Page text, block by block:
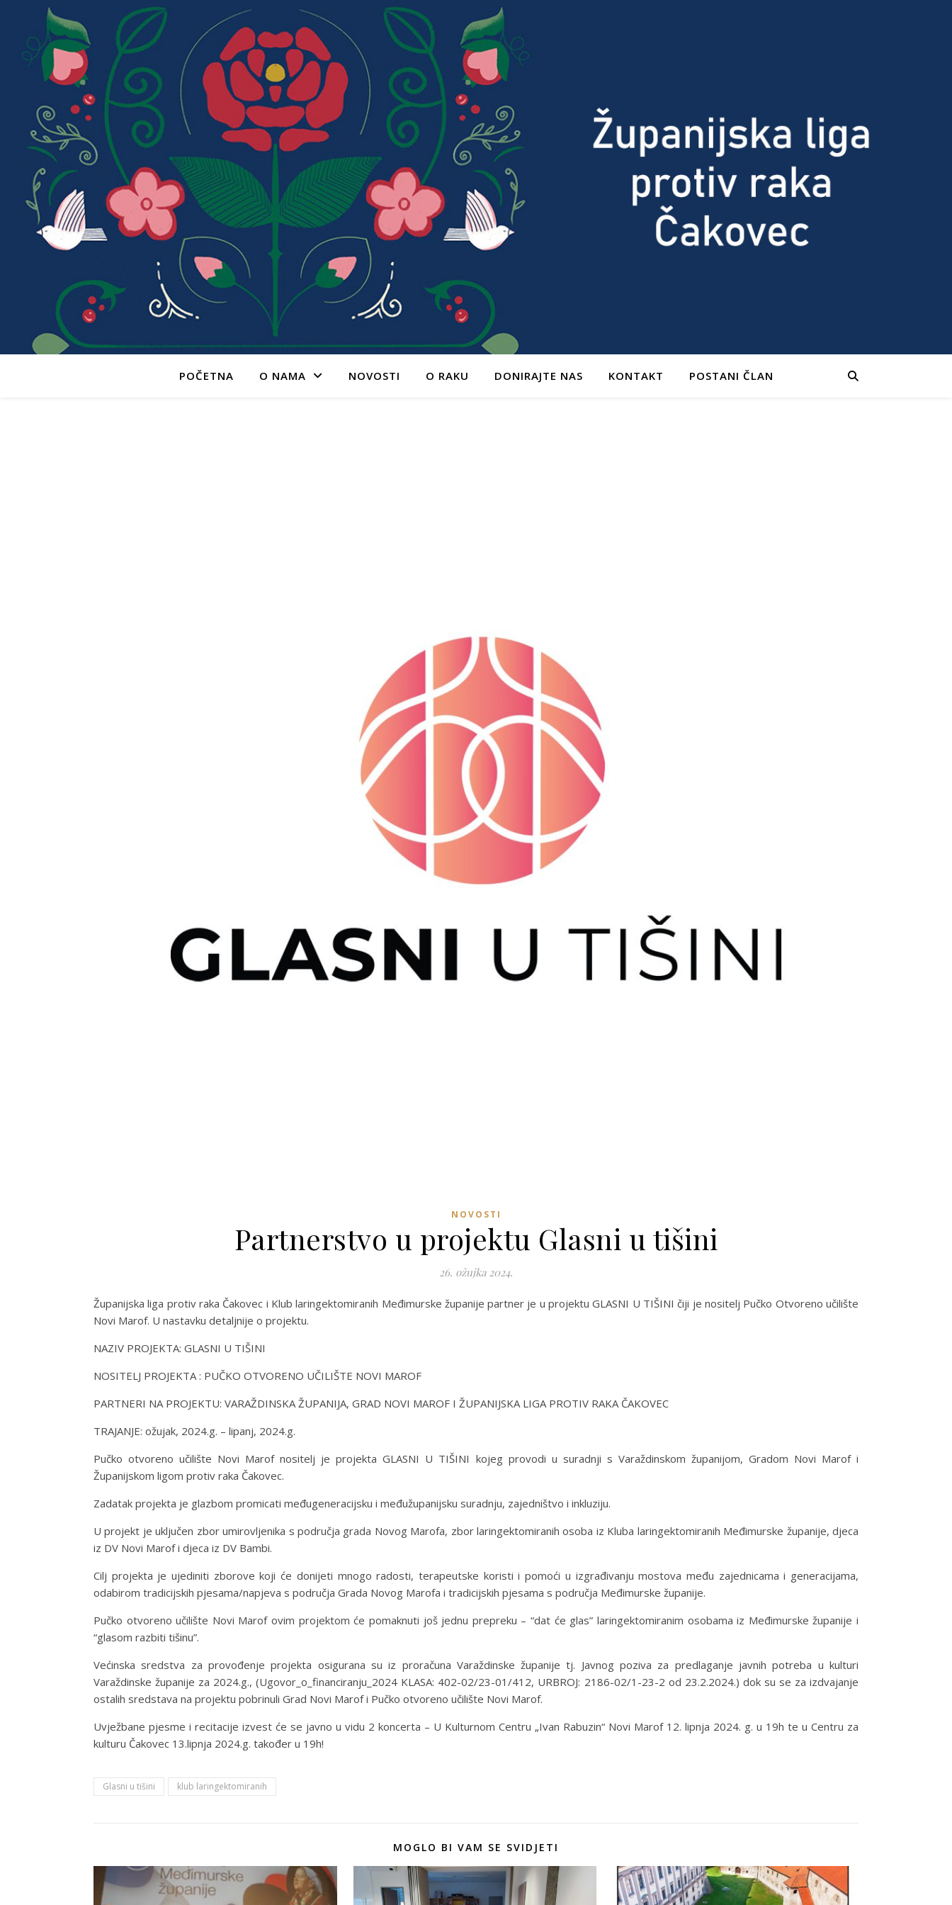
POČETNA O NAMA NOVOSTI O RAKU DONIRAJTE NAS KONTAKT POSTANI ČLAN
NOVOSTI
Partnerstvo u projektu Glasni u tišini
26. ožujka 2024.
Županijska liga protiv raka Čakovec i Klub laringektomiranih Međimurske županije partner je u projektu GLASNI U TIŠINI čiji je nositelj Pučko Otvoreno učilište
Novi Marof. U nastavku detaljnije o projektu.
NAZIV PROJEKTA: GLASNI U TIŠINI
NOSITELJ PROJEKTA : PUČKO OTVORENO UČILIŠTE NOVI MAROF
PARTNERI NA PROJEKTU: VARAŽDINSKA ŽUPANIJA, GRAD NOVI MAROF I ŽUPANIJSKA LIGA PROTIV RAKA ČAKOVEC
TRAJANJE: ožujak, 2024.g. – lipanj, 2024.g.
Pučko otvoreno učilište Novi Marof nositelj je projekta GLASNI U TIŠINI kojeg provodi u suradnji s Varaždinskom županijom, Gradom Novi Marof i
Županijskom ligom protiv raka Čakovec.
Zadatak projekta je glazbom promicati međugeneracijsku i međužupanijsku suradnju, zajedništvo i inkluziju.
U projekt je uključen zbor umirovljenika s područja grada Novog Marofa, zbor laringektomiranih osoba iz Kluba laringektomiranih Međimurske županije, djeca
iz DV Novi Marof i djeca iz DV Bambi.
Cilj projekta je ujediniti zborove koji će donijeti mnogo radosti, terapeutske koristi i pomoći u izgrađivanju mostova među zajednicama i generacijama,
odabirom tradicijskih pjesama/napjeva s područja Grada Novog Marofa i tradicijskih pjesama s područja Međimurske županije.
Pučko otvoreno učilište Novi Marof ovim projektom će pomaknuti još jednu prepreku – “dat će glas” laringektomiranim osobama iz Međimurske županije i
“glasom razbiti tišinu”.
Većinska sredstva za provođenje projekta osigurana su iz proračuna Varaždinske županije tj. Javnog poziva za predlaganje javnih potreba u kulturi
Varaždinske županije za 2024.g., (Ugovor_o_financiranju_2024 KLASA: 402-02/23-01/412, URBROJ: 2186-02/1-23-2 od 23.2.2024.) dok su se za izdvajanje
ostalih sredstava na projektu pobrinuli Grad Novi Marof i Pučko otvoreno učilište Novi Marof.
Uvježbane pjesme i recitacije izvest će se javno u vidu 2 koncerta – U Kulturnom Centru „Ivan Rabuzin“ Novi Marof 12. lipnja 2024. g. u 19h te u Centru za
kulturu Čakovec 13.lipnja 2024.g. također u 19h!
Glasni u tišini klub laringektomiranih
MOGLO BI VAM SE SVIDJETI